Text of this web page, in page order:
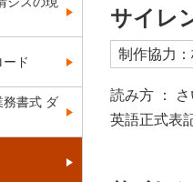
サイレ
制作協力
読み方 ：
英語正式表
ド
務書式 ダ